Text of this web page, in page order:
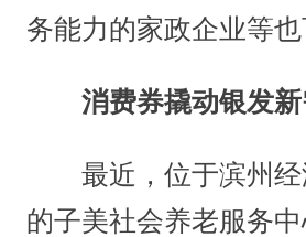
务能力的家政企业等也
消费券撬动银发新
最近，位于滨州经
的子美社会养老服务